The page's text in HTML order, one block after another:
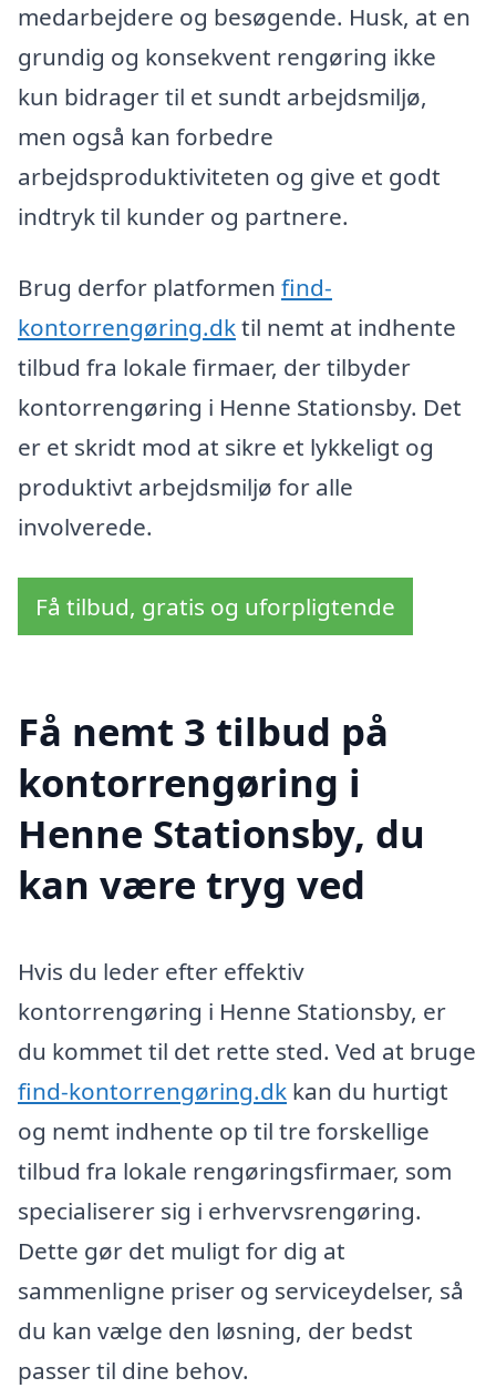
medarbejdere og besøgende. Husk, at en
grundig og konsekvent rengøring ikke
kun bidrager til et sundt arbejdsmiljø,
men også kan forbedre
arbejdsproduktiviteten og give et godt
indtryk til kunder og partnere.
Brug derfor platformen find-
kontorrengøring.dktil nemt at indhente
tilbud fra lokale firmaer, der tilbyder
kontorrengøring i Henne Stationsby. Det
er et skridt mod at sikre et lykkeligt og
produktivt arbejdsmiljø for alle
involverede.
Få tilbud, gratis og uforpligtende
Få nemt 3 tilbud på
kontorrengøring i
Henne Stationsby, du
kan være tryg ved
Hvis du leder efter effektiv
kontorrengøring i Henne Stationsby, er
du kommet til det rette sted. Ved at bruge
find-kontorrengøring.dk kan du hurtigt
og nemt indhente op til tre forskellige
tilbud fra lokale rengøringsfirmaer, som
specialiserer sig i erhvervsrengøring.
Dette gør det muligt for dig at
sammenligne priser og serviceydelser, så
du kan vælge den løsning, der bedst
passer til dine behov.